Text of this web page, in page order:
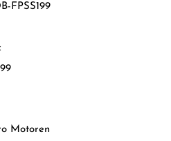
FPSS199
Motoren